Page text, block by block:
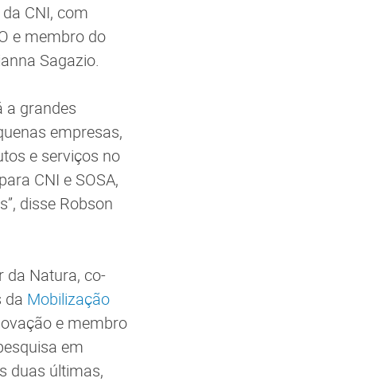
CNI, com
e membro do
Sagazio.
a grandes
empresas,
e serviços no
CNI e SOSA,
disse Robson
da Natura, co-
da Mobilização
e membro
em
duas últimas,